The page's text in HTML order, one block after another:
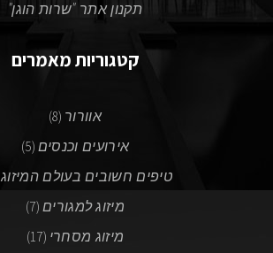
תקנון אתר "שרות הוגן"
קטגוריות מאמרים
אוורור (8)
אירועים וכנסים (5)
טיפים חשובים בעולם המיזוג
מיזוג למגורים (7)
מיזוג מסחרי (17)